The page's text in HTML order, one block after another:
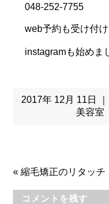
048-252-7755
web予約も受け付
instagramも始め
2017年 12月 11日 ｜
美容室
«縮毛矯正のリタッチ
コメントを残す